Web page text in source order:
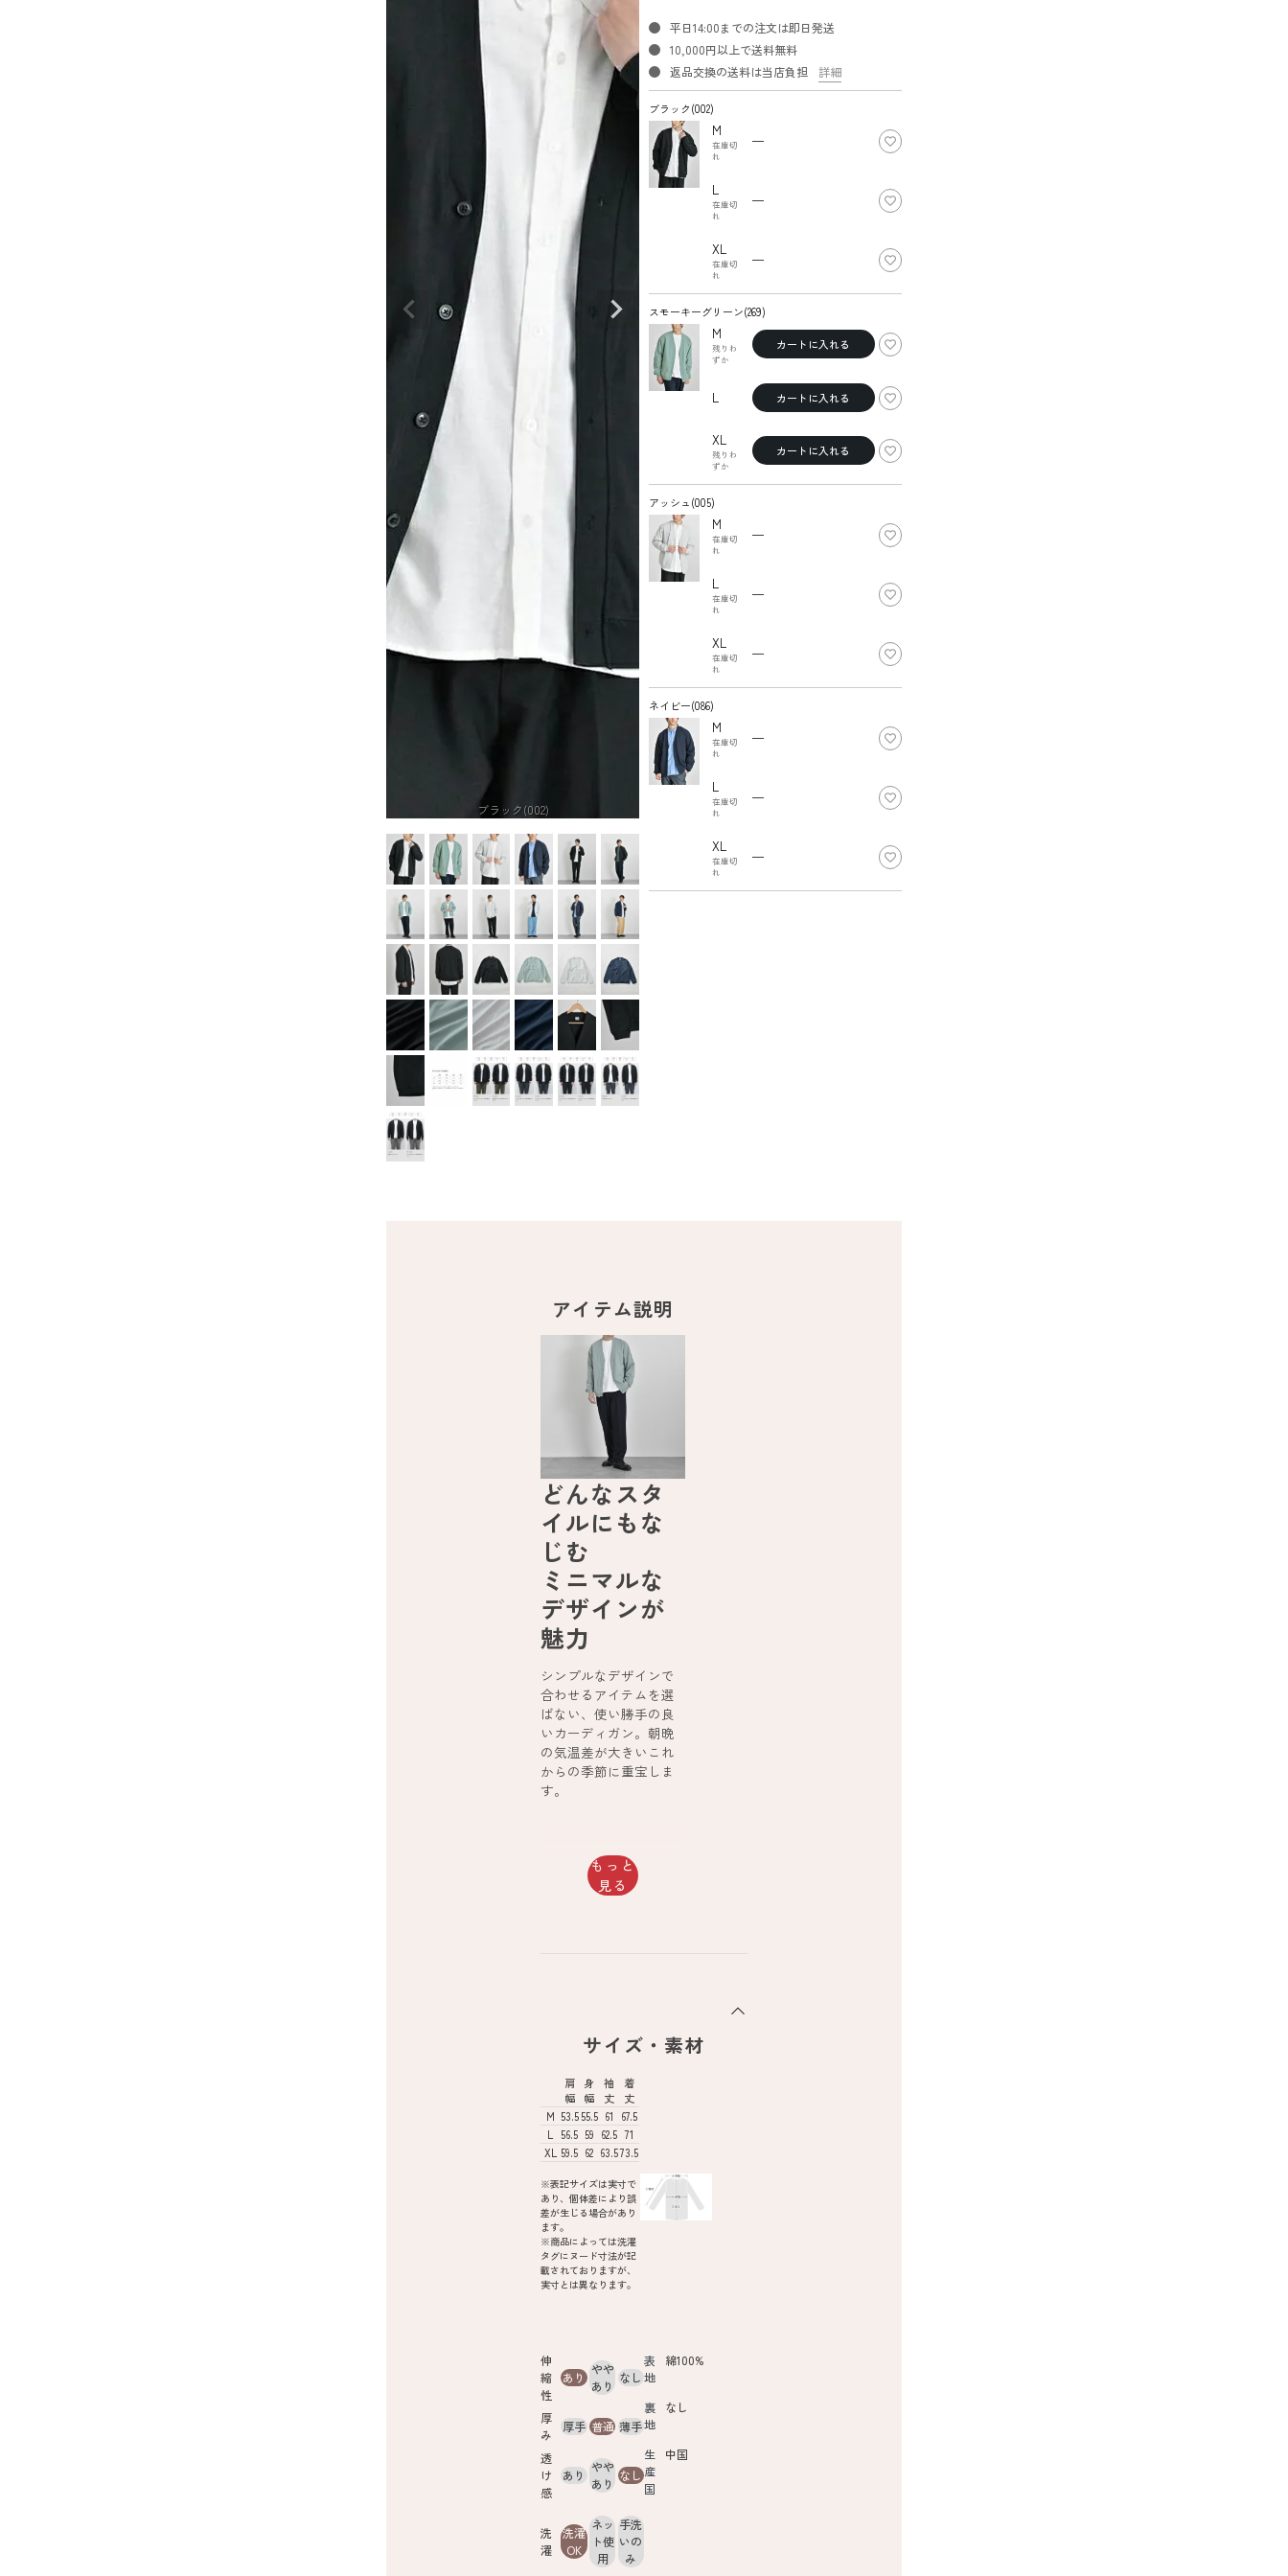
ブラック(002)
平日14:00までの注文は即日発送
10,000円以上で送料無料
返品交換の送料は当店負担
詳細
ブラック(002)
M
在庫切
れ
—
L
在庫切
れ
—
XL
在庫切
れ
—
スモーキーグリーン(269)
M
残りわ
ずか
カートに入れる
L カートに入れる
XL
残りわ
ずか
カートに入れる
アッシュ(005)
M
在庫切
れ
—
L
在庫切
れ
—
XL
在庫切
れ
—
ネイビー(086)
M
在庫切
れ
—
L
在庫切
れ
—
XL
在庫切
れ
—
アイテム説明
どんなスタ
イルにもな
じむ
ミニマルな
デザインが
魅力
シンプルなデザインで
合わせるアイテムを選
ばない、使い勝手の良
いカーディガン。朝晩
の気温差が大きいこれ
からの季節に重宝しま
す。
もっと
見る
サイズ・素材
肩
幅
身
幅
袖
丈
着
丈
M 53.555.5 61
67.5
L 56.5 59 62.5 71
XL 59.5 62 63.573.5
※表記サイズは実寸で
あり、個体差により誤
差が生じる場合があり
ます。
※商品によっては洗濯
タグにヌード寸法が記
載されておりますが、
実寸とは異なります。
伸
縮
性
あり
やや
あり
なし
厚
み
厚手 普通 薄手
透
け
感
あり
やや
あり
なし
洗
濯
洗濯
OK
ネッ
ト使
用
手洗
いの
み
表
地
綿100%
裏
地
なし
生
産
国
中国